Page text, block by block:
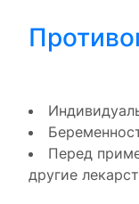
Перед
другие